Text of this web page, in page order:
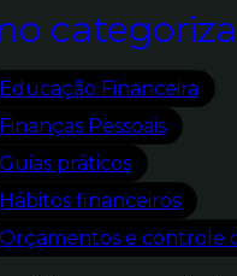
Educação Financeira
Finanças Pessoais
Guias práticos
Hábitos financeiros
Orçamentos e controle